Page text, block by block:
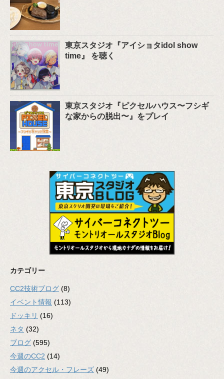
東京スタジオ『アイショタidol show
time』 を聴く
東京スタジオ『ピクセルハウス〜フシギ
な家からの脱出〜』をプレイ
カテゴリー
CC2技術ブログ (8)
イベント情報 (113)
ドッキリ (16)
ネタ (32)
ブログ (595)
今週のCC2 (14)
今週のアクセル・フレーズ (49)